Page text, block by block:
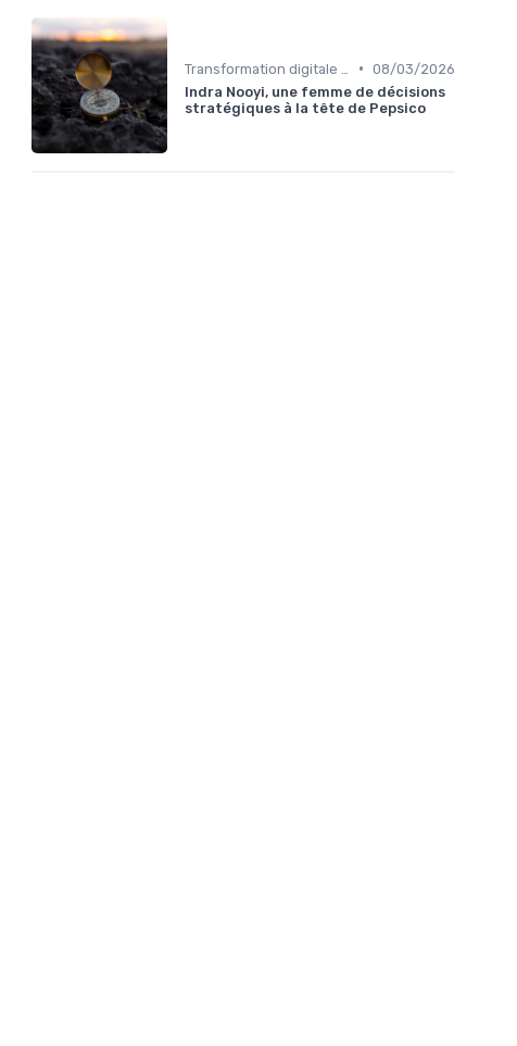
• 08/03/2026
Indra Nooyi, une femme de décisions
stratégiques à la tête de Pepsico